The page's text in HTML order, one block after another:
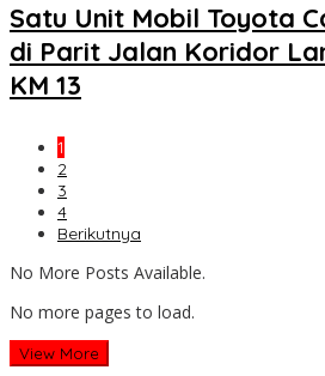
Satu Unit Mobil Toyota
di Parit Jalan Koridor
KM 13
1
2
3
4
Berikutnya
No More Posts Available.
No more pages to load.
View More